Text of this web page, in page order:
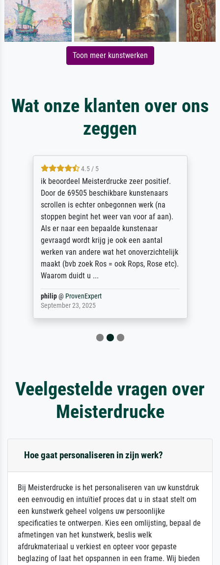
Toon meer kunstwerken
Wat onze klanten over ons
zeggen
4.5 / 5
ik beoordeel Meisterdrucke zeer positief.
Door de 69505 beschikbare kunstenaars
scrollen is echter onbegonnen werk (na
stoppen begint het weer van voor af aan).
Als er naar een bepaalde kunstenaar
gevraagd wordt krijg je ook een aantal
werken van andere wat het onoverzichtelijk
maakt (bvb zoek Ros = ook Rops, Rose etc).
Waarom duidt u ...
philip@ ProvenExpert
September 23, 2025
Veelgestelde vragen over
Meisterdrucke
Hoe gaat personaliseren in zijn werk?
Bij Meisterdrucke is het personaliseren van uw kunstdruk
een eenvoudig en intuïtief proces dat u in staat stelt om
een kunstwerk geheel volgens uw persoonlijke
specificaties te ontwerpen. Kies een omlijsting, bepaal de
afmetingen van het kunstwerk, beslis welk
afdrukmateriaal u verkiest en opteer voor gepaste
beglazing of laat het opspannen in een frame. Wij bieden